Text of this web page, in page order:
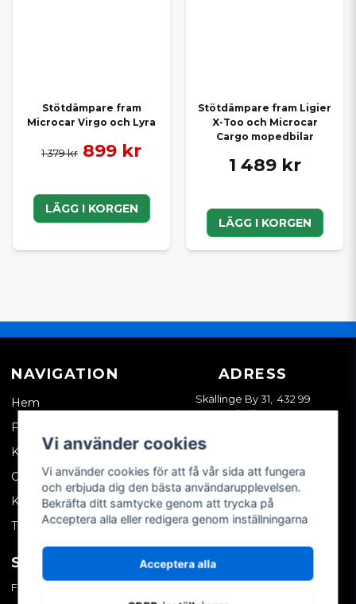
Stötdämpare fram
Microcar Virgo och Lyra
1 379 kr 899 kr
LÄGG I KORGEN
Stötdämpare fram Ligier
X-Too och Microcar
Cargo mopedbilar
1 489 kr
LÄGG I KORGEN
NAVIGATION
Hem
Företagskund
Kontakta oss
Om oss
Köpvillkor
Tips & trix
ADRESS
Skällinge By 31, 432 99
Skällinge
SOCIALA MEDIER
Facebook
MITT KONTO
Vi använder cookies
Vi använder cookies för att få vår sida att fungera
och erbjuda dig den bästa användarupplevelsen.
Bekräfta ditt samtycke genom att trycka på
Acceptera alla eller redigera genom inställningarna
Acceptera alla